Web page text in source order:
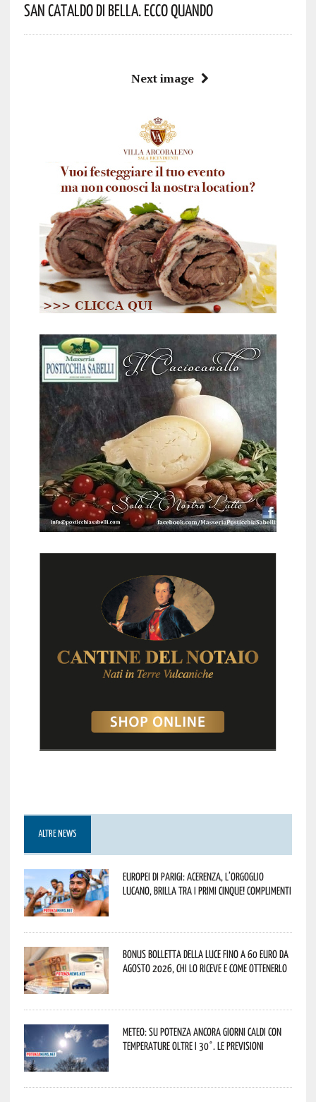
San Cataldo Di Bella. Ecco Quando
Next image
ALTRE NEWS
Europei di Parigi: Acerenza, l’orgoglio
lucano, brilla tra i primi cinque! Complimenti
Bonus bolletta della luce fino a 60 euro da
agosto 2026, chi lo riceve e come ottenerlo
Meteo: su Potenza ancora giorni caldi con
temperature oltre i 30°. Le previsioni